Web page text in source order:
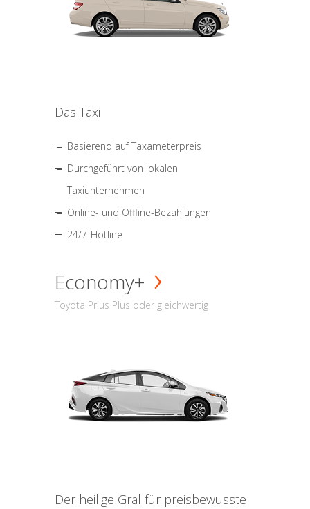
Das Taxi
Basierend auf Taxameterpreis
Durchgeführt von lokalen
Taxiunternehmen
Online- und Offline-Bezahlungen
24/7-Hotline
Economy+
Toyota Prius Plus oder gleichwertig
Der heilige Gral für preisbewusste